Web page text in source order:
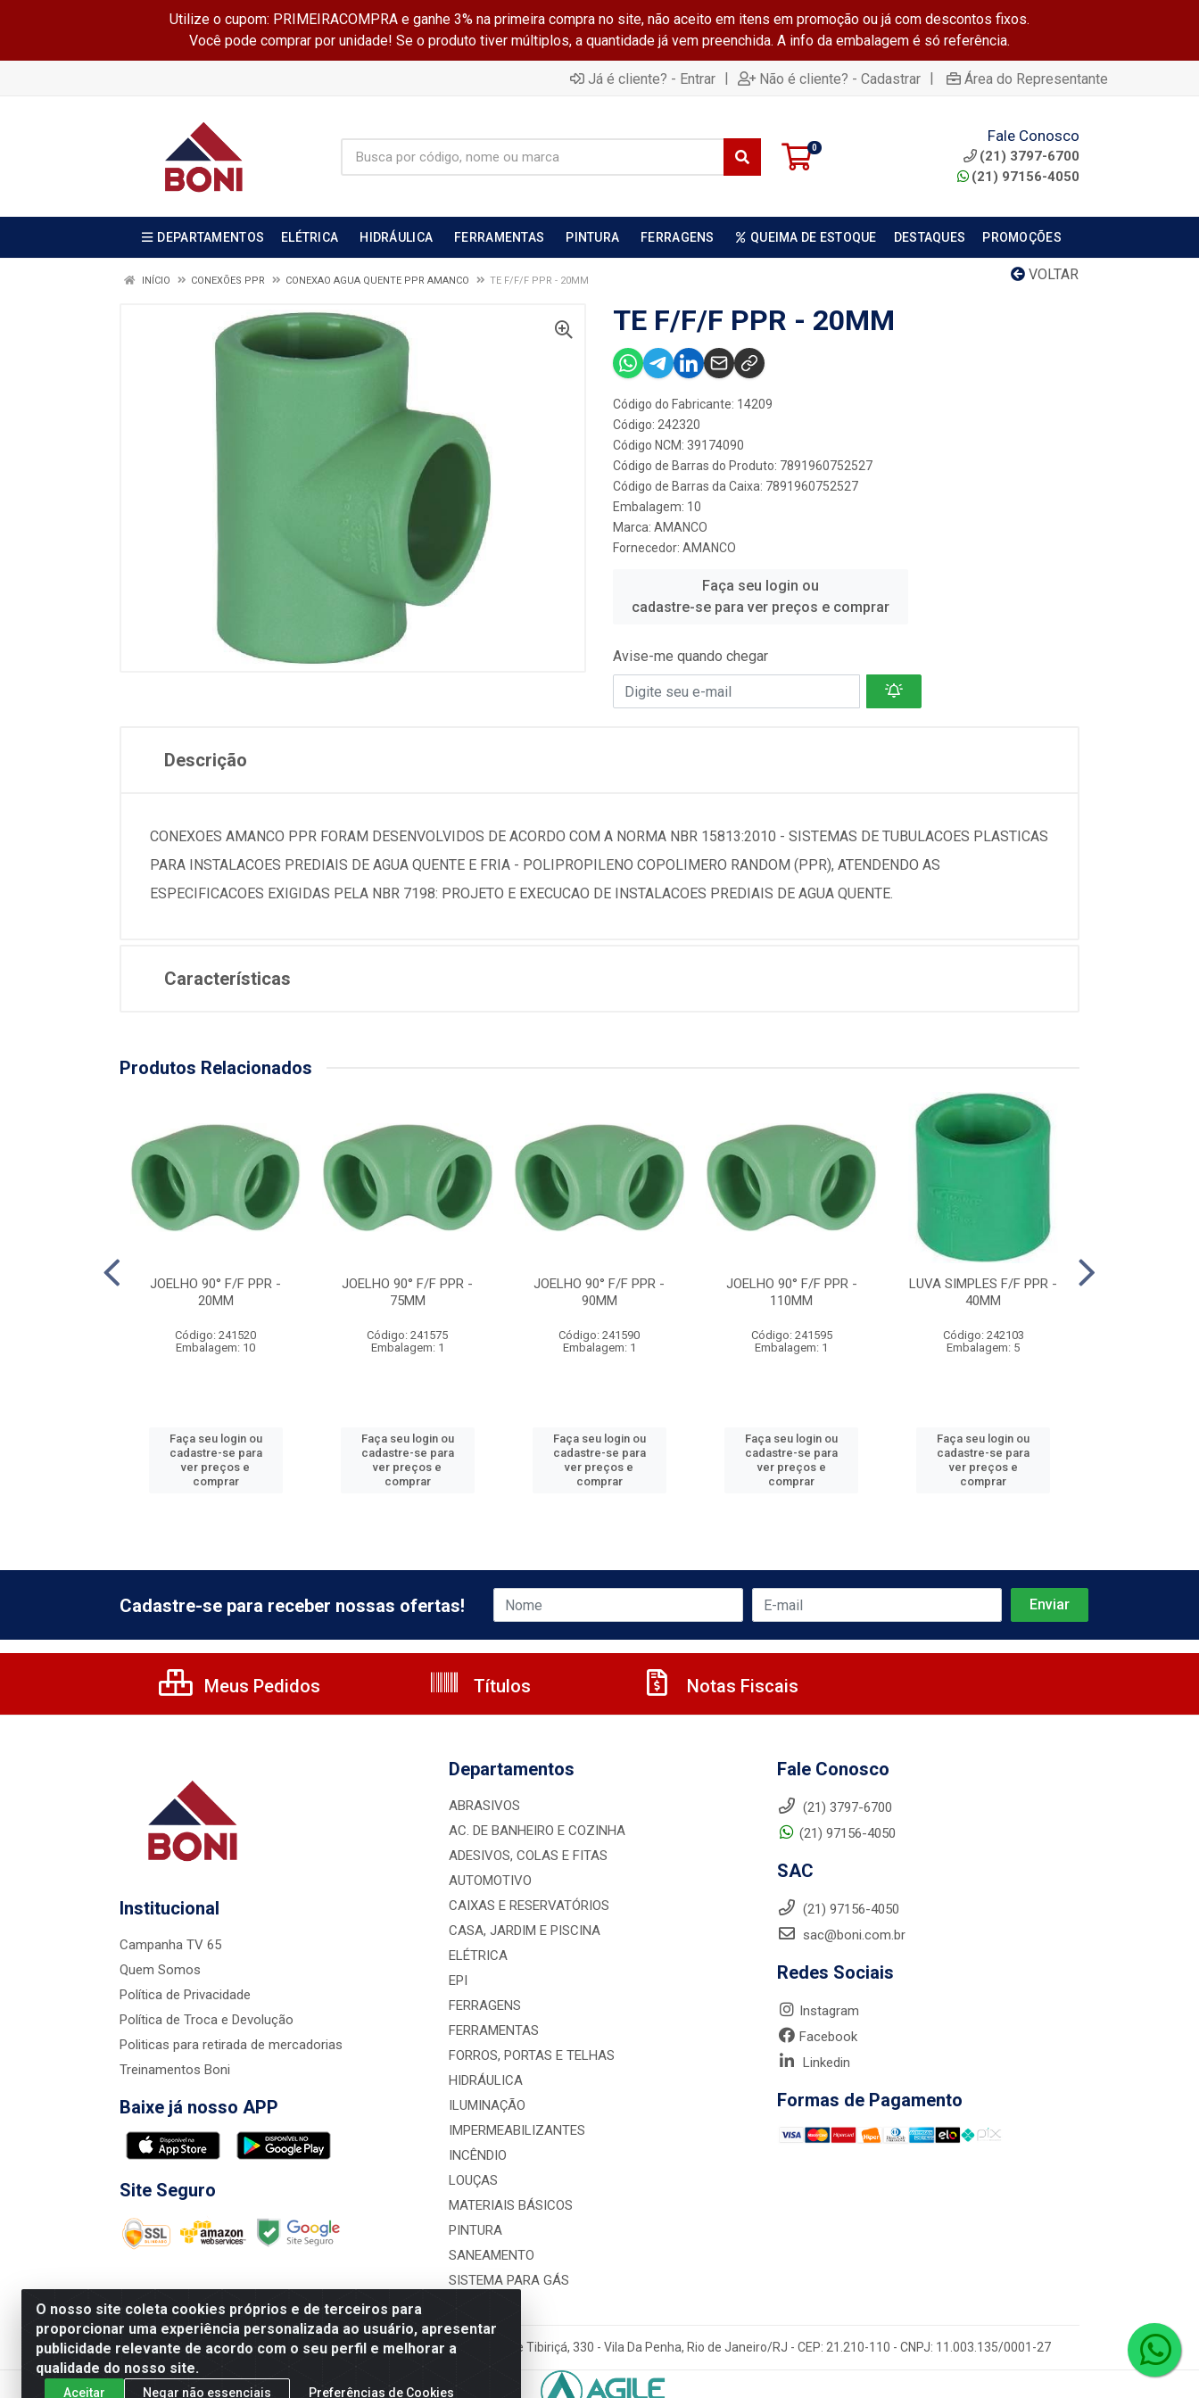
Utilize o cupom: PRIMEIRACOMPRA e ganhe 3% na primeira compra no site, não aceito em itens em promoção ou já com descontos fixos.
Você pode comprar por unidade! Se o produto tiver múltiplos, a quantidade já vem preenchida. A info da embalagem é só referência.
Já é cliente? - Entrar | Não é cliente? - Cadastrar | Área do Representante
0
Fale Conosco
(21) 3797-6700
(21) 97156-4050
DEPARTAMENTOS ELÉTRICA HIDRÁULICA FERRAMENTAS PINTURA FERRAGENS QUEIMA DE ESTOQUE DESTAQUES PROMOÇÕES
VOLTAR
INÍCIO CONEXÕES PPR CONEXAO AGUA QUENTE PPR AMANCO TE F/F/F PPR - 20MM
TE F/F/F PPR - 20MM
Código do Fabricante: 14209
Código: 242320
Código NCM: 39174090
Código de Barras do Produto: 7891960752527
Código de Barras da Caixa: 7891960752527
Embalagem: 10
Marca: AMANCO
Fornecedor: AMANCO
Faça seu login ou
cadastre-se para ver preços e comprar
Avise-me quando chegar
Descrição
CONEXOES AMANCO PPR FORAM DESENVOLVIDOS DE ACORDO COM A NORMA NBR 15813:2010 - SISTEMAS DE TUBULACOES PLASTICAS
PARA INSTALACOES PREDIAIS DE AGUA QUENTE E FRIA - POLIPROPILENO COPOLIMERO RANDOM (PPR), ATENDENDO AS
ESPECIFICACOES EXIGIDAS PELA NBR 7198: PROJETO E EXECUCAO DE INSTALACOES PREDIAIS DE AGUA QUENTE.
Características
Produtos Relacionados
JOELHO 90° F/F PPR -
20MM
Código: 241520
Embalagem: 10
Faça seu login ou
cadastre-se para
ver preços e
comprar
JOELHO 90° F/F PPR -
75MM
Código: 241575
Embalagem: 1
Faça seu login ou
cadastre-se para
ver preços e
comprar
JOELHO 90° F/F PPR -
90MM
Código: 241590
Embalagem: 1
Faça seu login ou
cadastre-se para
ver preços e
comprar
JOELHO 90° F/F PPR -
110MM
Código: 241595
Embalagem: 1
Faça seu login ou
cadastre-se para
ver preços e
comprar
LUVA SIMPLES F/F PPR -
40MM
Código: 242103
Embalagem: 5
Faça seu login ou
cadastre-se para
ver preços e
comprar
O nosso site coleta cookies próprios e de terceiros para
proporcionar uma experiência personalizada ao usuário, apresentar
publicidade relevante de acordo com o seu perfil e melhorar a
qualidade do nosso site.
Aceitar Negar não essenciais Preferências de Cookies
Cadastre-se para receber nossas ofertas!
Meus Pedidos Títulos Notas Fiscais
Institucional
Campanha TV 65
Quem Somos
Política de Privacidade
Política de Troca e Devolução
Politicas para retirada de mercadorias
Treinamentos Boni
Baixe já nosso APP
Site Seguro
Departamentos
ABRASIVOS
AC. DE BANHEIRO E COZINHA
ADESIVOS, COLAS E FITAS
AUTOMOTIVO
CAIXAS E RESERVATÓRIOS
CASA, JARDIM E PISCINA
ELÉTRICA
EPI
FERRAGENS
FERRAMENTAS
FORROS, PORTAS E TELHAS
HIDRÁULICA
ILUMINAÇÃO
IMPERMEABILIZANTES
INCÊNDIO
LOUÇAS
MATERIAIS BÁSICOS
PINTURA
SANEAMENTO
SISTEMA PARA GÁS
Fale Conosco
(21) 3797-6700
(21) 97156-4050
SAC
(21) 97156-4050
sac@boni.com.br
Redes Sociais
Instagram
Facebook
Linkedin
Formas de Pagamento
Nova Boni Distribuidora de Material de Construção LTDA - Rua Alice Tibiriçá, 330 - Vila Da Penha, Rio de Janeiro/RJ - CEP: 21.210-110 - CNPJ: 11.003.135/0001-27